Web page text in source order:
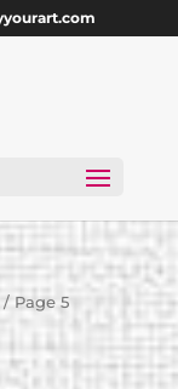
Page 5